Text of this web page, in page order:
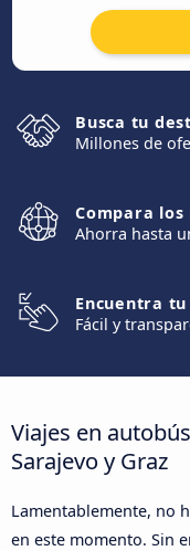
Busca tu
Millones de
Compara
Ahorra hasta
Encuentra
Fácil y
Viajes en
Sarajevo y Graz
Lamentablemente, no
en este momento. Sin